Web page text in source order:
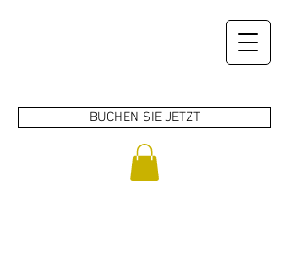
BUCHEN SIE JETZT